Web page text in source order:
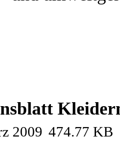
2009 474.77 KB